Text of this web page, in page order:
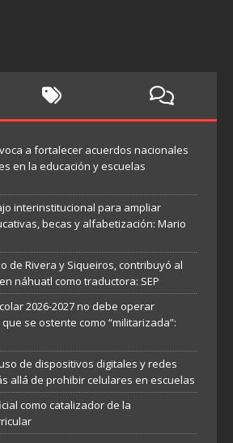
a fortalecer acuerdos nacionales
en la educación y escuelas
interinstitucional para ampliar
becas y alfabetización: Mario
de Rivera y Siqueiros, contribuyó al
náhuatl como traductora: SEP
2026-2027 no debe operar
se ostente como “militarizada”:
de dispositivos digitales y redes
allá de prohibir celulares en escuelas
como catalizador de la